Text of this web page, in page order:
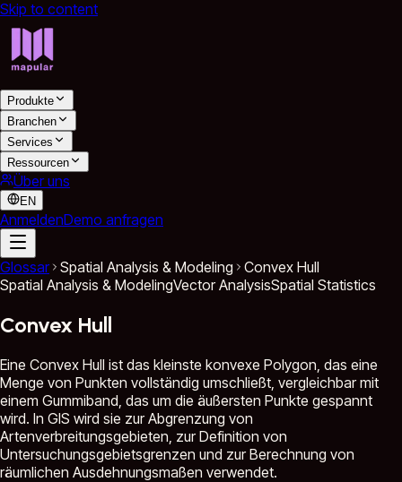
Skip to content
Produkte
Branchen
Services
Ressourcen
Über uns
EN
AnmeldenDemo anfragen
Glossar Spatial Analysis & Modeling
Convex Hull
Spatial Analysis & ModelingVector AnalysisSpatial Statistics
Convex Hull
Eine Convex Hull ist das kleinste konvexe Polygon, das eine
Menge von Punkten vollständig umschließt, vergleichbar mit
einem Gummiband, das um die äußersten Punkte gespannt
wird. In GIS wird sie zur Abgrenzung von
Artenverbreitungsgebieten, zur Definition von
Untersuchungsgebietsgrenzen und zur Berechnung von
räumlichen Ausdehnungsmaßen verwendet.